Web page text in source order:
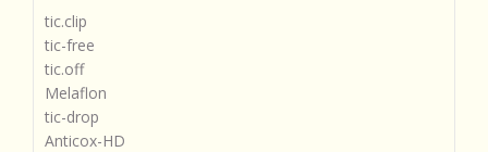
tic.clip
tic-free
tic.off
Melaflon
tic-drop
Anticox-HD